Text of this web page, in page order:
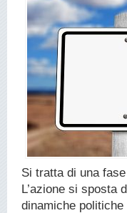
Si tratta di una
L’azione si sposta
dinamiche